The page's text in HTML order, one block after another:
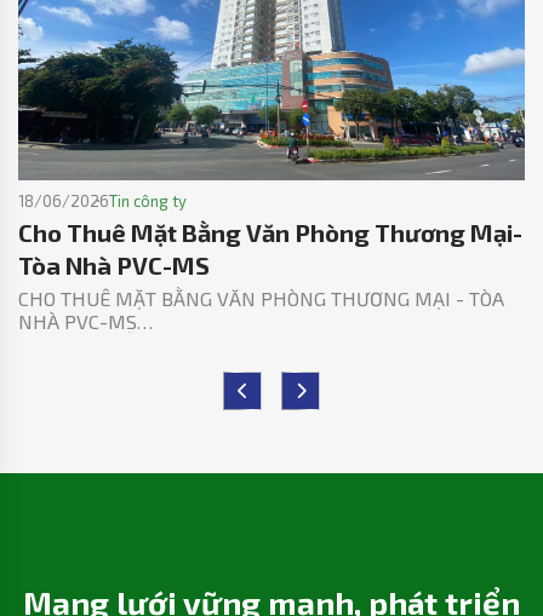
18/06/2026Tin công ty
Cho Thuê Mặt Bằng Văn Phòng Thương Mại-
Tòa Nhà PVC-MS
CHO THUÊ MẶT BẰNG VĂN PHÒNG THƯƠNG MẠI - TÒA
NHÀ PVC-MS
Chúng tôi, Công ty Cổ phần Kết cấu Kim loại và Lắp máy
Dầu khí (PVC-MS) hiện đang cho thuê mặt bằng Văn
Mạng lưới vững mạnh, phát triển